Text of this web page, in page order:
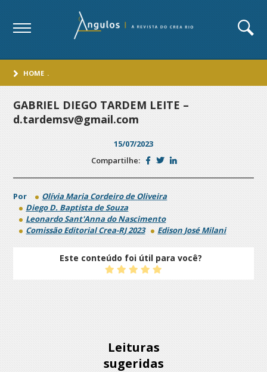
HOME .
GABRIEL DIEGO TARDEM LEITE –
d.tardemsv@gmail.com
15/07/2023
Compartilhe:
Por
Olívia Maria Cordeiro de Oliveira
Diego D. Baptista de Souza
Leonardo Sant'Anna do Nascimento
Comissão Editorial Crea-RJ 2023
Edison José Milani
Este conteúdo foi útil para você?
Leituras
sugeridas